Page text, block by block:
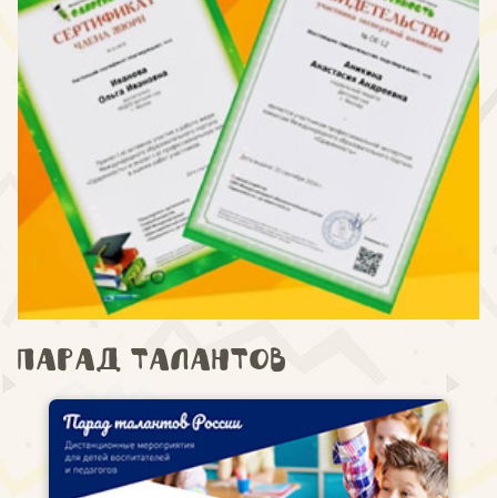
Парад талантов